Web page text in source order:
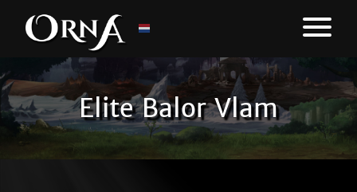
Elite Balor Vlam